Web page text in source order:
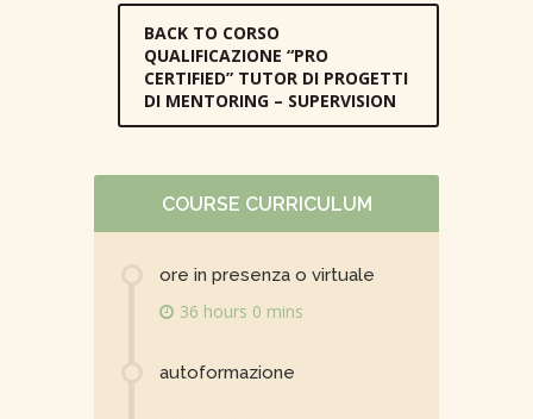
BACK TO CORSO
QUALIFICAZIONE “PRO
CERTIFIED” TUTOR DI PROGETTI
DI MENTORING – SUPERVISION
COURSE CURRICULUM
ore in presenza o virtuale
36 hours 0 mins
autoformazione